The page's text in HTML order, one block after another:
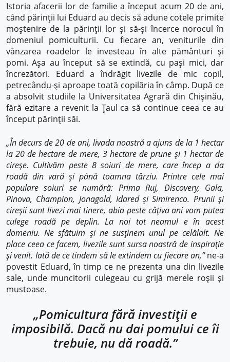
Istoria afacerii lor de familie a început acum 20 de ani,
când părinții lui Eduard au decis să adune cotele primite
moștenire de la părinții lor și să-și încerce norocul în
domeniul pomiculturii. Cu fiecare an, veniturile din
vânzarea roadelor le investeau în alte pământuri și
pomi. Așa au început să se extindă, cu pași mici, dar
încrezători. Eduard a îndrăgit livezile de mic copil,
petrecându-și aproape toată copilăria în câmp. După ce
a absolvit studiile la Universitatea Agrară din Chișinău,
fără ezitare a revenit la Țaul ca să continue ceea ce au
început părinții săi.
„În decurs de 20 de ani, livada noastră a ajuns de la 1 hectar
la 20 de hectare de mere, 3 hectare de prune și 1 hectar de
cireșe. Cultivăm peste 8 soiuri de mere, care încep a da
roadă din vară și până toamna târziu. Printre cele mai
populare soiuri se numără: Prima Ruj, Discovery, Gala,
Pinova, Champion, Jonagold, Idared și Simirenco. Prunii și
cireșii sunt livezi mai tinere, abia peste câțiva ani vom putea
culege roadă pe deplin. La noi tot neamul e în acest
domeniu. Ne sfătuim și ne susținem unul pe celălalt. Ne
place ceea ce facem, livezile sunt sursa noastră de inspirație
și venit. Iată de ce tindem să le extindem cu fiecare an,”ne-a
povestit Eduard, în timp ce ne prezenta una din livezile
sale, unde muncitorii culegeau cu grijă merele roșii și
mustoase.
„Pomicultura fără investiții e
imposibilă. Dacă nu dai pomului ce îi
trebuie, nu dă roadă.”